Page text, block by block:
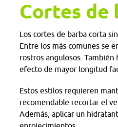
Cortes de
Los cortes de barba corta
Entre los más comunes se
rostros angulosos.
efecto de mayor longitud
Estos estilos requieren
recomendable recortar el
Además, aplicar un